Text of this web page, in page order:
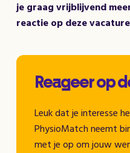
je graag vrijblijvend
reactie op deze
Reageer op
Leuk dat je interesse
PhysioMatch neemt
met je op om jouw